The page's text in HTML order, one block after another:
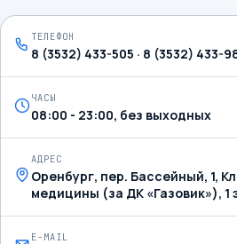
ТЕЛЕФОН
8 (3532) 433-505 · 8 (3532) 433-
ЧАСЫ
08:00 - 23:00, без выходных
АДРЕС
Оренбург, пер. Бассейный, 1,
медицины (за ДК «Газовик»), 1
E-MAIL